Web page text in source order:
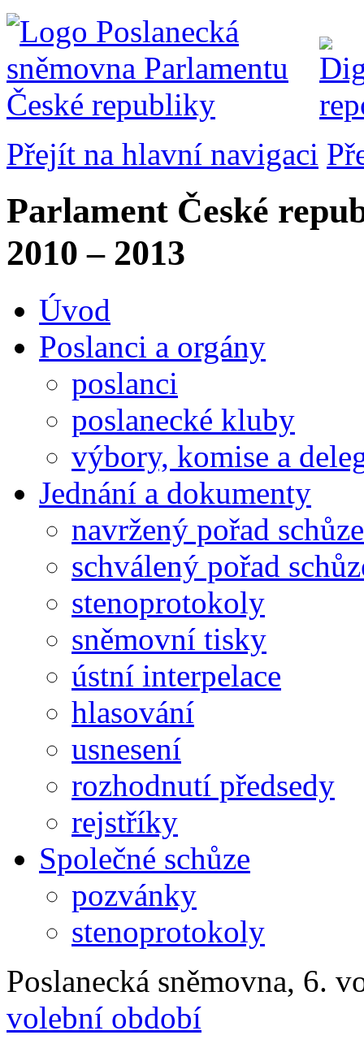
Přejít na hlavní navigaci
Parlament České
2010 – 2013
Úvod
Poslanci a orgány
poslanci
poslanecké kluby
výbory, komise a
Jednání a dokumenty
navržený pořad schůze
schválený pořad
stenoprotokoly
sněmovní tisky
ústní interpelace
hlasování
usnesení
rozhodnutí předsedy
rejstříky
Společné schůze
pozvánky
stenoprotokoly
Poslanecká sněmovna, 6.
volební období